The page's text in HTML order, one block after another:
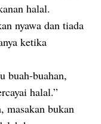
halal.
nyawa dan tiada
ketika
buah-buahan,
halal.”
masakan bukan